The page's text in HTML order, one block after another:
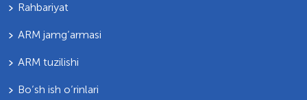
Rahbariyat
ARM jamg’armasi
ARM tuzilishi
Bo’sh ish o’rinlari